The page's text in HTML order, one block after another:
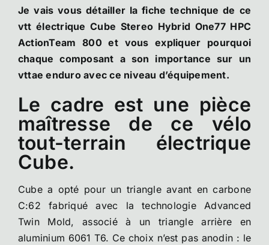
Je vais vous détailler la fiche technique de ce
vtt électrique Cube Stereo Hybrid One77 HPC
ActionTeam 800 et vous expliquer pourquoi
chaque composant a son importance sur un
vttae enduro avec ce niveau d’équipement.
Le cadre est une pièce
maîtresse de ce vélo
tout-terrain électrique
Cube.
Cube a opté pour un triangle avant en carbone
C:62 fabriqué avec la technologie Advanced
Twin Mold, associé à un triangle arrière en
aluminium 6061 T6. Ce choix n’est pas anodin : le